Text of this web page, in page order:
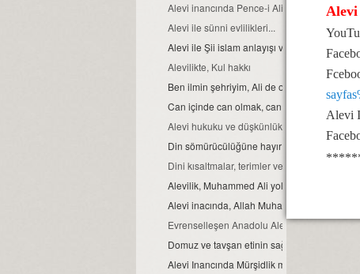
Alevi inancında Pence-i Ali Aba
Alevi ile sünni evlilikleri...
Alevi ile Şii islam anlayışı ve farklar...
Alevilikte, Kul hakkı
Ben ilmin şehriyim, Ali de o şehrin kapısıdır...
Can içinde can olmak, can ve can gözü
Alevi hukuku ve düşkünlük
Din sömürücülüğüne hayır
Dini kısaltmalar, terimler ve anlamları
Alevilik, Muhammed Ali yoludur
Alevi inacında, Allah Muhammed ve Şahı
Evrenselleşen Anadolu Aleviliği
Domuz ve tavşan etinin sağlığa zararları
Alevi Inancında Mürşidlik makamı
Alevi
Alevi